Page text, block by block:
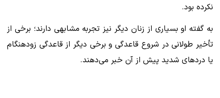
نکرده بود.
به گفته او بسیاری از زنان دیگر نیز تجربه مشابهی دارند؛ برخی از
تأخیر طولانی در شروع قاعدگی و برخی دیگر از قاعدگی زودهنگام
یا دردهای شدید پیش از آن خبر می‌دهند.